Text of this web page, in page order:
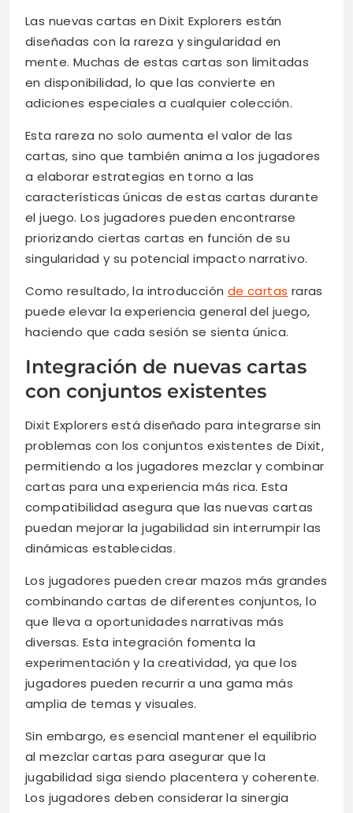
Las nuevas cartas en Dixit Explorers están
diseñadas con la rareza y singularidad en
mente. Muchas de estas cartas son limitadas
en disponibilidad, lo que las convierte en
adiciones especiales a cualquier colección.
Esta rareza no solo aumenta el valor de las
cartas, sino que también anima a los jugadores
a elaborar estrategias en torno a las
características únicas de estas cartas durante
el juego. Los jugadores pueden encontrarse
priorizando ciertas cartas en función de su
singularidad y su potencial impacto narrativo.
Como resultado, la introducción de cartas raras
puede elevar la experiencia general del juego,
haciendo que cada sesión se sienta única.
Integración de nuevas cartas
con conjuntos existentes
Dixit Explorers está diseñado para integrarse sin
problemas con los conjuntos existentes de Dixit,
permitiendo a los jugadores mezclar y combinar
cartas para una experiencia más rica. Esta
compatibilidad asegura que las nuevas cartas
puedan mejorar la jugabilidad sin interrumpir las
dinámicas establecidas.
Los jugadores pueden crear mazos más grandes
combinando cartas de diferentes conjuntos, lo
que lleva a oportunidades narrativas más
diversas. Esta integración fomenta la
experimentación y la creatividad, ya que los
jugadores pueden recurrir a una gama más
amplia de temas y visuales.
Sin embargo, es esencial mantener el equilibrio
al mezclar cartas para asegurar que la
jugabilidad siga siendo placentera y coherente.
Los jugadores deben considerar la sinergia